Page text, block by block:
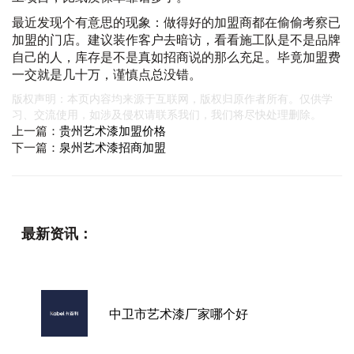
最近发现个有意思的现象：做得好的加盟商都在偷偷考察已
加盟的门店。建议装作客户去暗访，看看施工队是不是品牌
自己的人，库存是不是真如招商说的那么充足。毕竟加盟费
一交就是几十万，谨慎点总没错。
版权声明：本页内容均来源于互联网，版权归原作者所有。仅供学
习、交流使用，如涉及侵权请联系我们，我们将尽快处理删除。
上一篇： 贵州艺术漆加盟价格
下一篇： 泉州艺术漆招商加盟
最新资讯：
中卫市艺术漆厂家哪个好